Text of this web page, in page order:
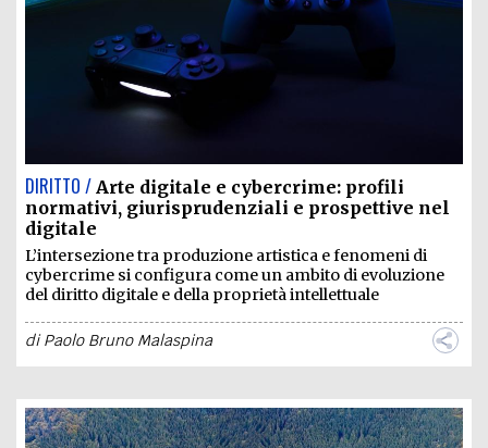
DIRITTO / Arte digitale e cybercrime: profili
normativi, giurisprudenziali e prospettive nel
digitale
L’intersezione tra produzione artistica e fenomeni di
cybercrime si configura come un ambito di evoluzione
del diritto digitale e della proprietà intellettuale
diPaolo Bruno Malaspina